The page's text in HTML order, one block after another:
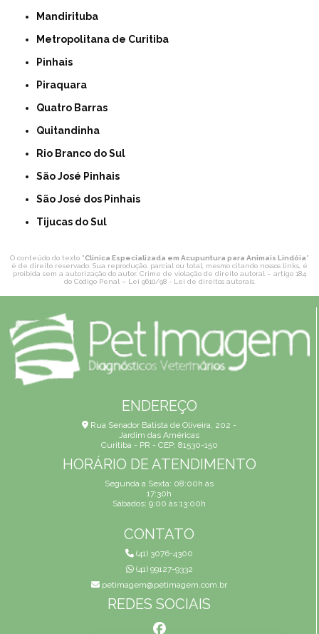
Mandirituba
Metropolitana de Curitiba
Pinhais
Piraquara
Quatro Barras
Quitandinha
Rio Branco do Sul
São José Pinhais
São José dos Pinhais
Tijucas do Sul
O conteúdo do texto "Clinica Especializada em Acupuntura para Animais Lindóia"
é de direito reservado. Sua reprodução, parcial ou total, mesmo citando nossos links, é
proibida sem a autorização do autor. Crime de violação de direito autoral – artigo 184
do Código Penal – Lei 9610/98 - Lei de direitos autorais.
ENDEREÇO
Rua Senador Batista de Oliveira, 202 -
Jardim das Américas
Curitiba - PR - CEP: 81530-150
HORÁRIO DE ATENDIMENTO
Segunda a Sexta: 08:00h às
17:30h
Sábados: 9:00 às 13:00h
CONTATO
(41) 3076-4300
(41) 99127-9332
petimagem@petimagem.com.br
REDES SOCIAIS